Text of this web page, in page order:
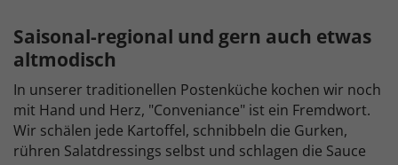
Saisonal-regional und gern auch etwas
altmodisch
In unserer traditionellen Postenküche kochen wir noch
mit Hand und Herz, "Conveniance" ist ein Fremdwort.
Wir schälen jede Kartoffel, schnibbeln die Gurken,
rühren Salatdressings selbst und schlagen die Sauce